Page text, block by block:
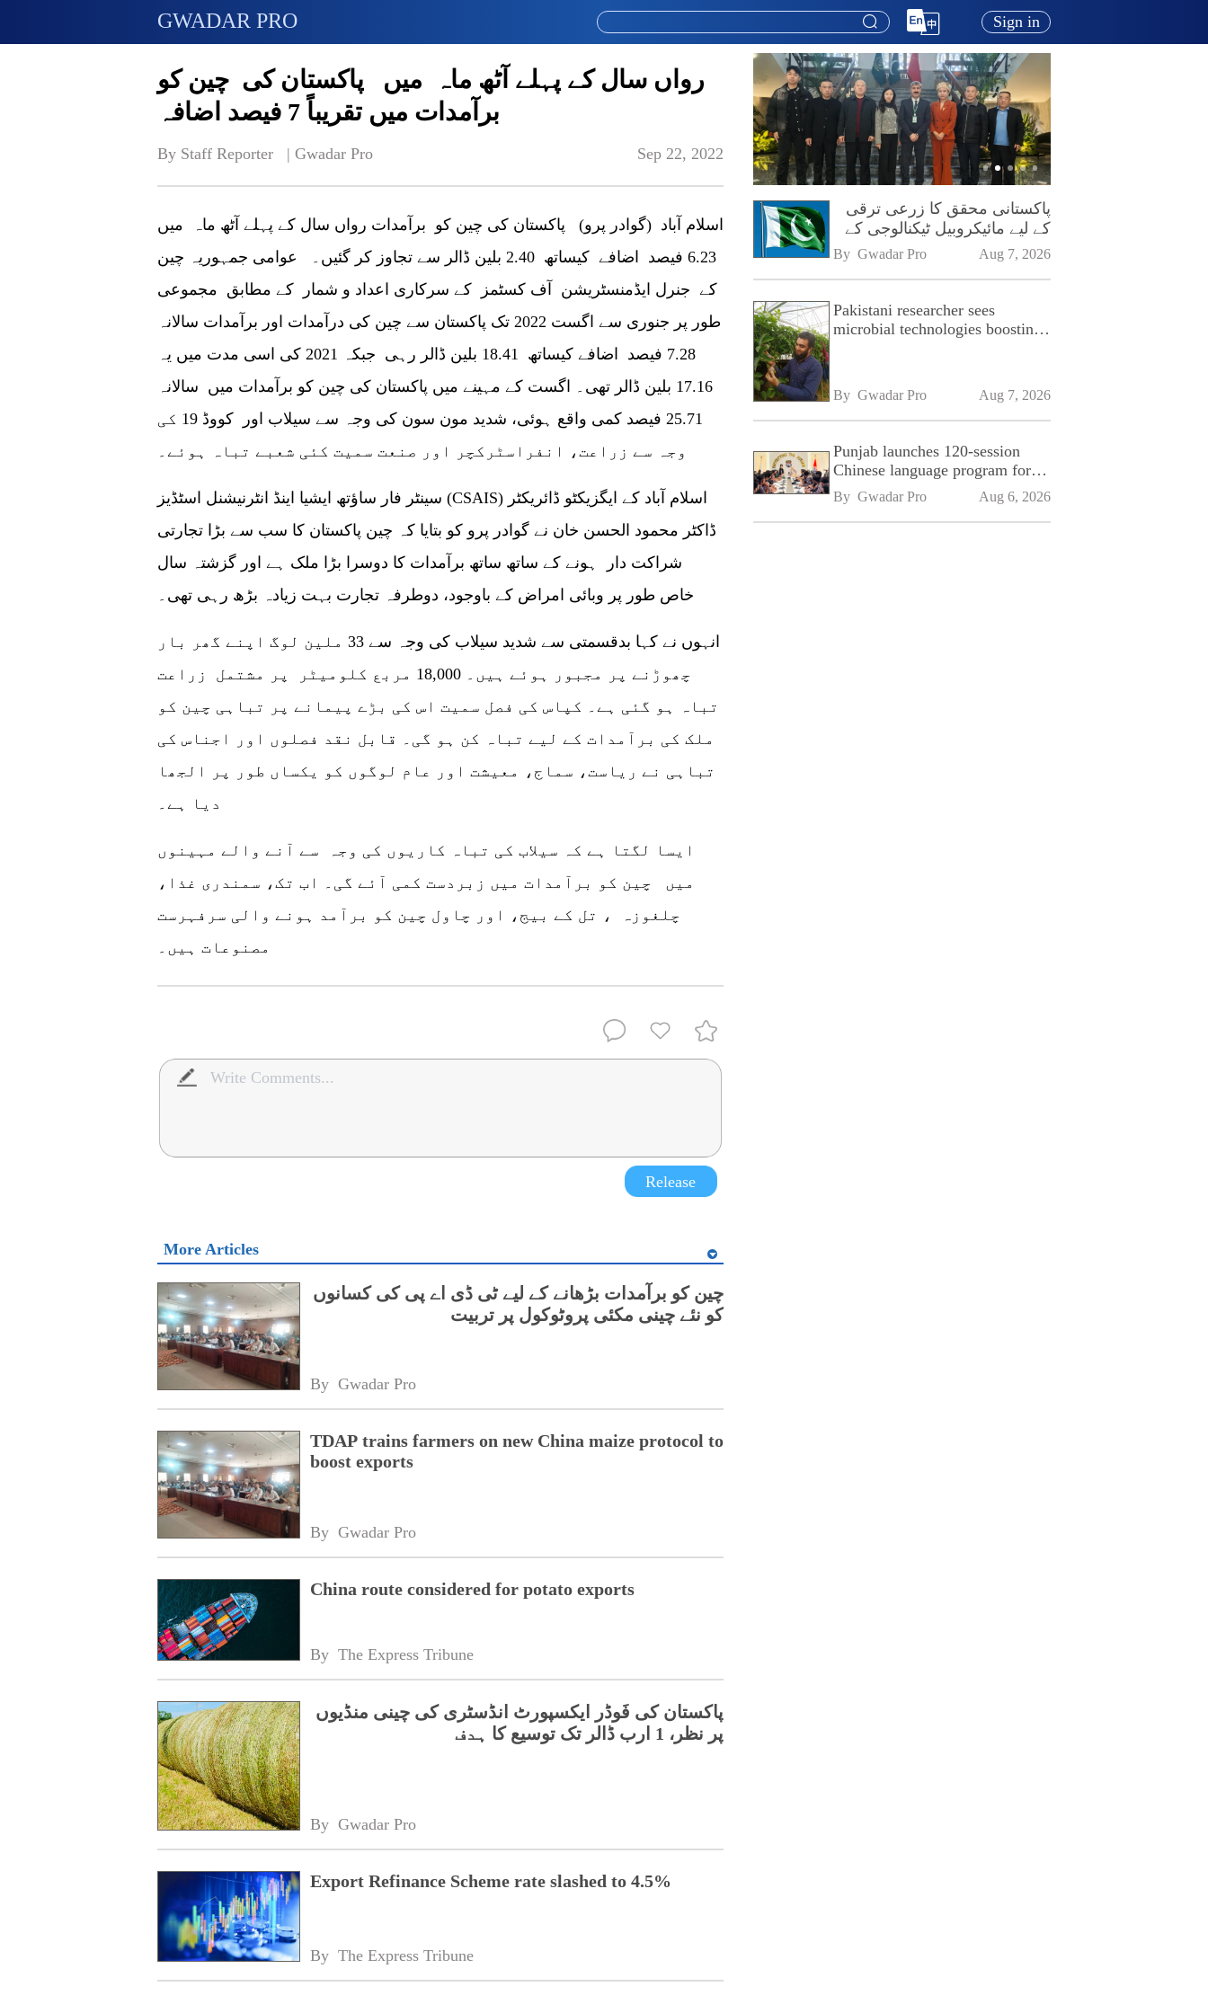
GWADAR PRO Sign in
رواں سال کے پہلے آٹھ ماہ میں پاکستان کی چین کو
برآمدات میں تقریباً 7 فیصد اضافہ
By Staff Reporter   | Gwadar Pro Sep 22, 2022
اسلام آباد (گوادر پرو) پاکستان کی چین کو برآمدات رواں سال کے پہلے آٹھ ماہ میں
6.23 فیصد اضافے کیساتھ 2.40 بلین ڈالر سے تجاوز کر گئیں۔ عوامی جمہوریہ چین
کے جنرل ایڈمنسٹریشن آف کسٹمز کے سرکاری اعداد و شمار کے مطابق مجموعی
طور پر جنوری سے اگست 2022 تک پاکستان سے چین کی درآمدات اور برآمدات سالانہ
7.28 فیصد اضافے کیساتھ 18.41 بلین ڈالر رہی جبکہ 2021 کی اسی مدت میں یہ
17.16 بلین ڈالر تھی۔ اگست کے مہینے میں پاکستان کی چین کو برآمدات میں سالانہ
25.71 فیصد کمی واقع ہوئی، شدید مون سون کی وجہ سے سیلاب اور کووڈ 19 کی
وجہ سے زراعت، انفراسٹرکچر اور صنعت سمیت کئی شعبے تباہ ہوئے۔
سینٹر فار ساؤتھ ایشیا اینڈ انٹرنیشنل اسٹڈیز (CSAIS) اسلام آباد کے ایگزیکٹو ڈائریکٹر
ڈاکٹر محمود الحسن خان نے گوادر پرو کو بتایا کہ چین پاکستان کا سب سے بڑا تجارتی
شراکت دار ہونے کے ساتھ ساتھ برآمدات کا دوسرا بڑا ملک ہے اور گزشتہ سال
خاص طور پر وبائی امراض کے باوجود، دوطرفہ تجارت بہت زیادہ بڑھ رہی تھی۔
انہوں نے کہا بدقسمتی سے شدید سیلاب کی وجہ سے 33 ملین لوگ اپنے گھر بار
چھوڑنے پر مجبور ہوئے ہیں۔ 18,000 مربع کلومیٹر پر مشتمل زراعت
تباہ ہو گئی ہے۔ کپاس کی فصل سمیت اس کی بڑے پیمانے پر تباہی چین کو
ملک کی برآمدات کے لیے تباہ کن ہو گی۔ قابل نقد فصلوں اور اجناس کی
تباہی نے ریاست، سماج، معیشت اور عام لوگوں کو یکساں طور پر الجھا
دیا ہے۔
ایسا لگتا ہے کہ سیلاب کی تباہ کاریوں کی وجہ سے آنے والے مہینوں
میں چین کو برآمدات میں زبردست کمی آئے گی۔ اب تک، سمندری غذا،
چلغوزہ ، تل کے بیج، اور چاول چین کو برآمد ہونے والی سرفہرست
مصنوعات ہیں۔
Release
More Articles
چین کو برآمدات بڑھانے کے لیے ٹی ڈی اے پی کی کسانوں
کو نئے چینی مکئی پروٹوکول پر تربیت
By Gwadar Pro
TDAP trains farmers on new China maize protocol to
boost exports
By Gwadar Pro
China route considered for potato exports
By The Express Tribune
پاکستان کی فَوڈر ایکسپورٹ انڈسٹری کی چینی منڈیوں
پر نظر، 1 ارب ڈالر تک توسیع کا ہدف
By Gwadar Pro
Export Refinance Scheme rate slashed to 4.5%
By The Express Tribune
پاکستانی محقق کا زرعی ترقی
کے لیے مائیکروبیل ٹیکنالوجی کے
فروغ پر زور
By Gwadar Pro Aug 7, 2026
Pakistani researcher sees
microbial technologies boosting
By Gwadar Pro Aug 7, 2026
Punjab launches 120-session
Chinese language program for
SPU
By Gwadar Pro Aug 6, 2026